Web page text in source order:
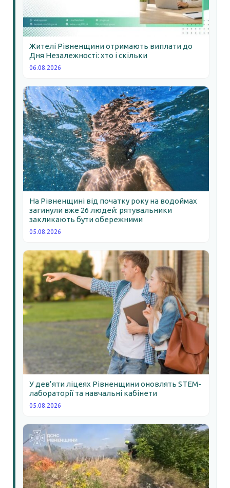
Жителі Рівненщини отримають виплати до
Дня Незалежності: хто і скільки
06.08.2026
На Рівненщині від початку року на водоймах
загинули вже 26 людей: рятувальники
закликають бути обережними
05.08.2026
У дев’яти ліцеях Рівненщини оновлять STEM-
лабораторії та навчальні кабінети
05.08.2026